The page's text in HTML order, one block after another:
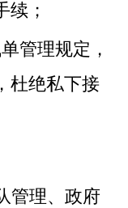
续；
管理规定，
杜绝私下接
管理、政府